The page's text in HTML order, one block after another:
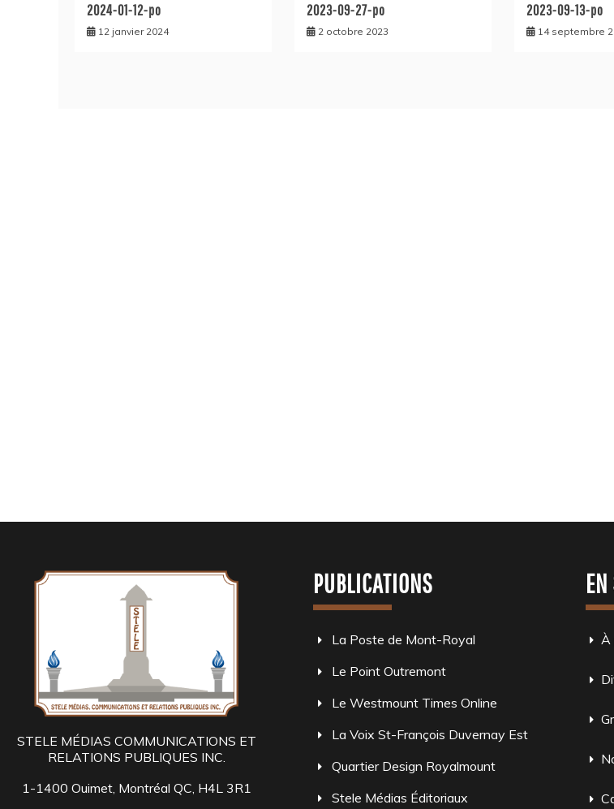
2024-01-12-po
12 janvier 2024
2023-09-27-po
2 octobre 2023
2023-09-13-po
14 septembre
STELE MÉDIAS COMMUNICATIONS ET
RELATIONS PUBLIQUES INC.
1-1400 Ouimet, Montréal QC, H4L 3R1
PUBLICATIONS
La Poste de Mont-Royal
Le Point Outremont
Le Westmount Times Online
La Voix St-François Duvernay Est
Quartier Design Royalmount
Stele Médias Éditoriaux
À